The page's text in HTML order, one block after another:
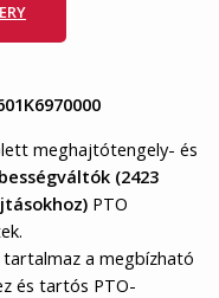
meghajtótengely- és
(2423
PTO
tartalmaz a megbízható
és tartós PTO-